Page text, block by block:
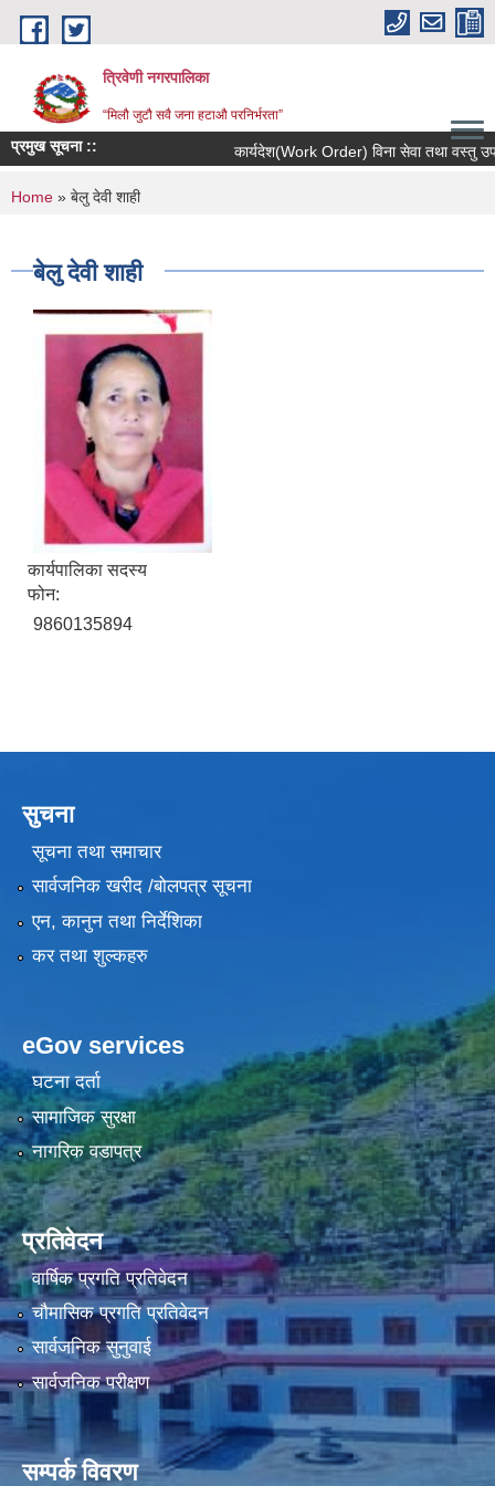
Skip to main content
त्रिवेणी नगरपालिका
“मिलौ जुटौ सवै जना हटाऔ परनिर्भरता”
प्रमुख सूचना :: कार्यदेश(Work Order) विना सेवा तथा वस्तु
You are here
Home » बेलु देवी शाही
बेलु देवी शाही
कार्यपालिका सदस्य
फोन:
9860135894
सुचना
सूचना तथा समाचार
सार्वजनिक खरीद /बोलपत्र सूचना
एन, कानुन तथा निर्देशिका
कर तथा शुल्कहरु
eGov services
घटना दर्ता
सामाजिक सुरक्षा
नागरिक वडापत्र
प्रतिवेदन
वार्षिक प्रगति प्रतिवेदन
चौमासिक प्रगति प्रतिवेदन
सार्वजनिक सुनुवाई
सार्वजनिक परीक्षण
सम्पर्क विवरण